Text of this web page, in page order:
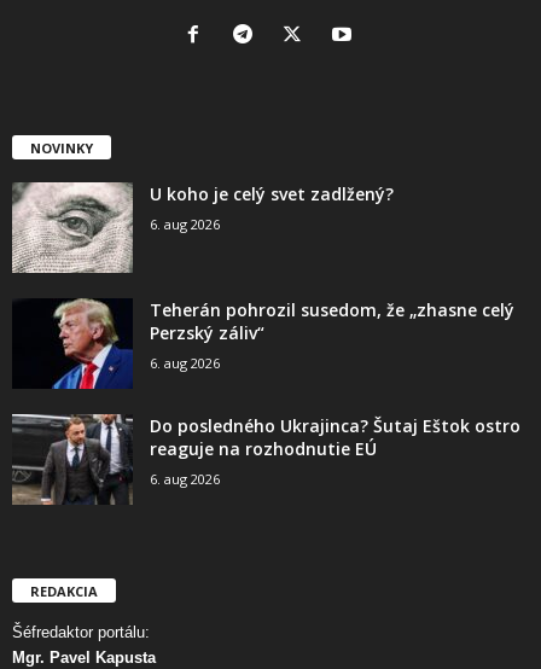
NOVINKY
U koho je celý svet zadlžený?
6. aug 2026
Teherán pohrozil susedom, že „zhasne celý
Perzský záliv“
6. aug 2026
Do posledného Ukrajinca? Šutaj Eštok ostro
reaguje na rozhodnutie EÚ
6. aug 2026
REDAKCIA
Šéfredaktor portálu:
Mgr. Pavel Kapusta